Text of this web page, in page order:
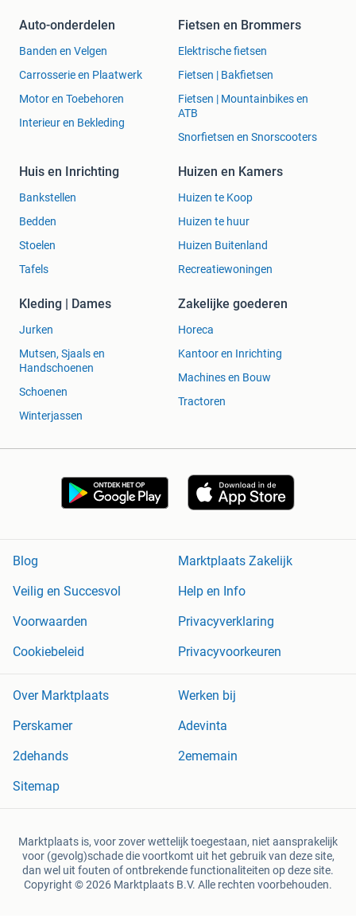
Auto-onderdelen
Banden en Velgen
Carrosserie en Plaatwerk
Motor en Toebehoren
Interieur en Bekleding
Fietsen en Brommers
Elektrische fietsen
Fietsen | Bakfietsen
Fietsen | Mountainbikes en
ATB
Snorfietsen en Snorscooters
Huis en Inrichting
Bankstellen
Bedden
Stoelen
Tafels
Huizen en Kamers
Huizen te Koop
Huizen te huur
Huizen Buitenland
Recreatiewoningen
Kleding | Dames
Jurken
Mutsen, Sjaals en
Handschoenen
Schoenen
Winterjassen
Zakelijke goederen
Horeca
Kantoor en Inrichting
Machines en Bouw
Tractoren
Blog
Marktplaats Zakelijk
Veilig en Succesvol
Help en Info
Voorwaarden
Privacyverklaring
Cookiebeleid
Privacyvoorkeuren
Over Marktplaats
Werken bij
Perskamer
Adevinta
2dehands
2ememain
Sitemap
Marktplaats is, voor zover wettelijk toegestaan, niet aansprakelijk
voor (gevolg)schade die voortkomt uit het gebruik van deze site,
dan wel uit fouten of ontbrekende functionaliteiten op deze site.
Copyright © 2026 Marktplaats B.V. Alle rechten voorbehouden.